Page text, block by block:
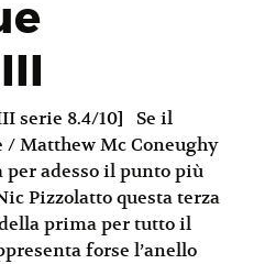
serie 8.4/10] Se il
/ Matthew Mc Coneughy
adesso il punto più
Pizzolatto questa terza
prima per tutto il
forse l’anello